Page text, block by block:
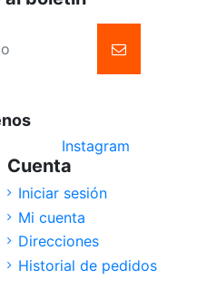
Instagram
Cuenta
Iniciar sesión
Mi cuenta
Direcciones
Historial de pedidos